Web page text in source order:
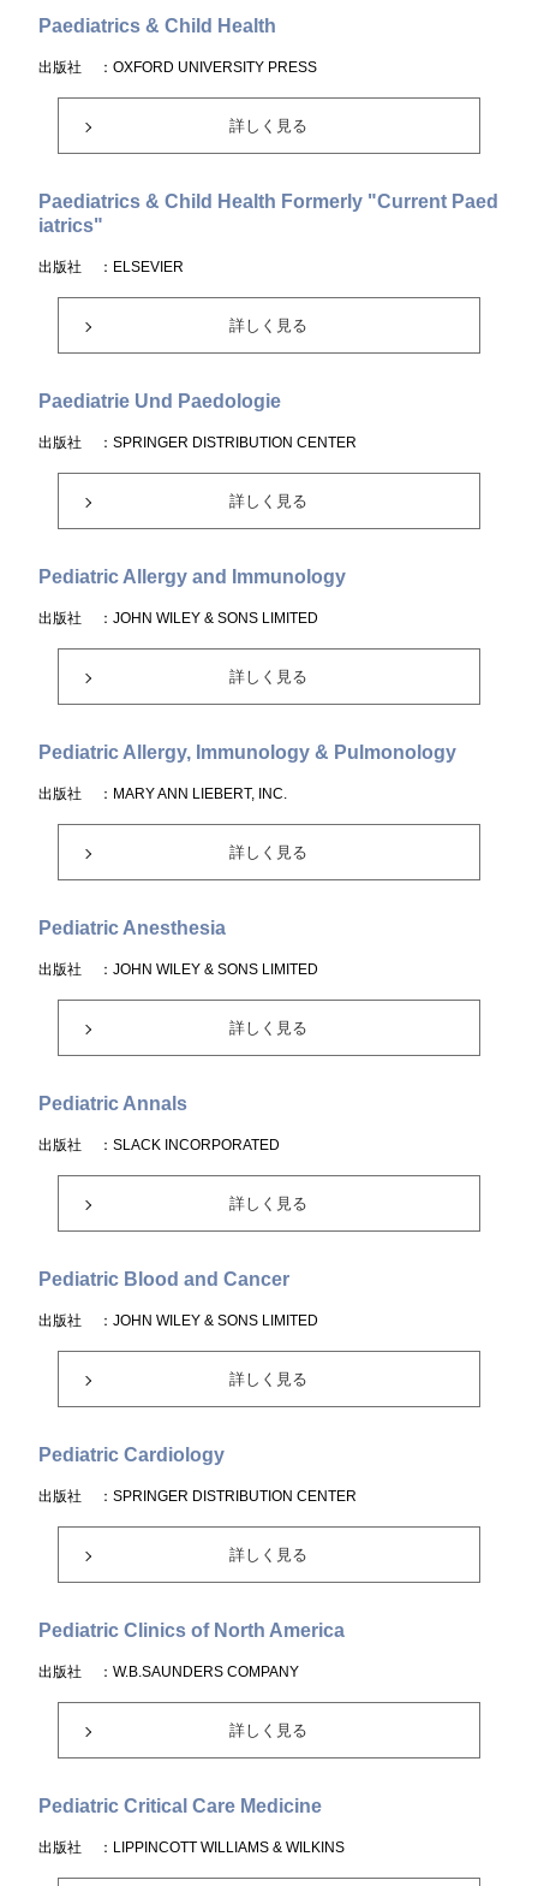
Paediatrics & Child Health
出版社 ：OXFORD UNIVERSITY PRESS
詳しく見る
Paediatrics & Child Health Formerly "Current Paed
iatrics"
出版社 ：ELSEVIER
詳しく見る
Paediatrie Und Paedologie
出版社 ：SPRINGER DISTRIBUTION CENTER
詳しく見る
Pediatric Allergy and Immunology
出版社 ：JOHN WILEY & SONS LIMITED
詳しく見る
Pediatric Allergy, Immunology & Pulmonology
出版社 ：MARY ANN LIEBERT, INC.
詳しく見る
Pediatric Anesthesia
出版社 ：JOHN WILEY & SONS LIMITED
詳しく見る
Pediatric Annals
出版社 ：SLACK INCORPORATED
詳しく見る
Pediatric Blood and Cancer
出版社 ：JOHN WILEY & SONS LIMITED
詳しく見る
Pediatric Cardiology
出版社 ：SPRINGER DISTRIBUTION CENTER
詳しく見る
Pediatric Clinics of North America
出版社 ：W.B.SAUNDERS COMPANY
詳しく見る
Pediatric Critical Care Medicine
出版社 ：LIPPINCOTT WILLIAMS & WILKINS